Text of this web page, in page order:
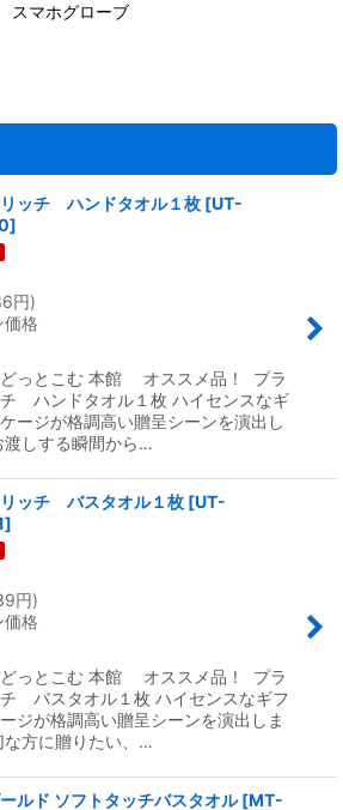
スマホグローブ
ッチ ハンドタオル１枚 [UT-
]
円)
価格
っとこむ 本館 オススメ品！ プラ
ハンドタオル１枚 ハイセンスなギ
ージが格調高い贈呈シーンを演出し
渡しする瞬間から…
ッチ バスタオル１枚 [UT-
]
円)
価格
っとこむ 本館 オススメ品！ プラ
バスタオル１枚 ハイセンスなギフ
ジが格調高い贈呈シーンを演出しま
な方に贈りたい、…
ルド ソフトタッチバスタオル [MT-